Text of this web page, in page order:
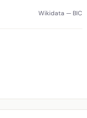
Wikidata — BIC